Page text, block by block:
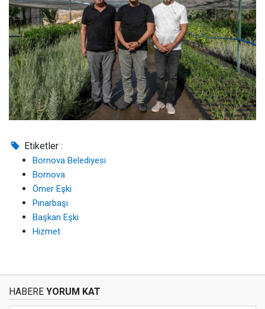
Etiketler :
Bornova Belediyesi
Bornova
Ömer Eşki
Pınarbaşı
Başkan Eşki
Hizmet
HABERE YORUM KAT